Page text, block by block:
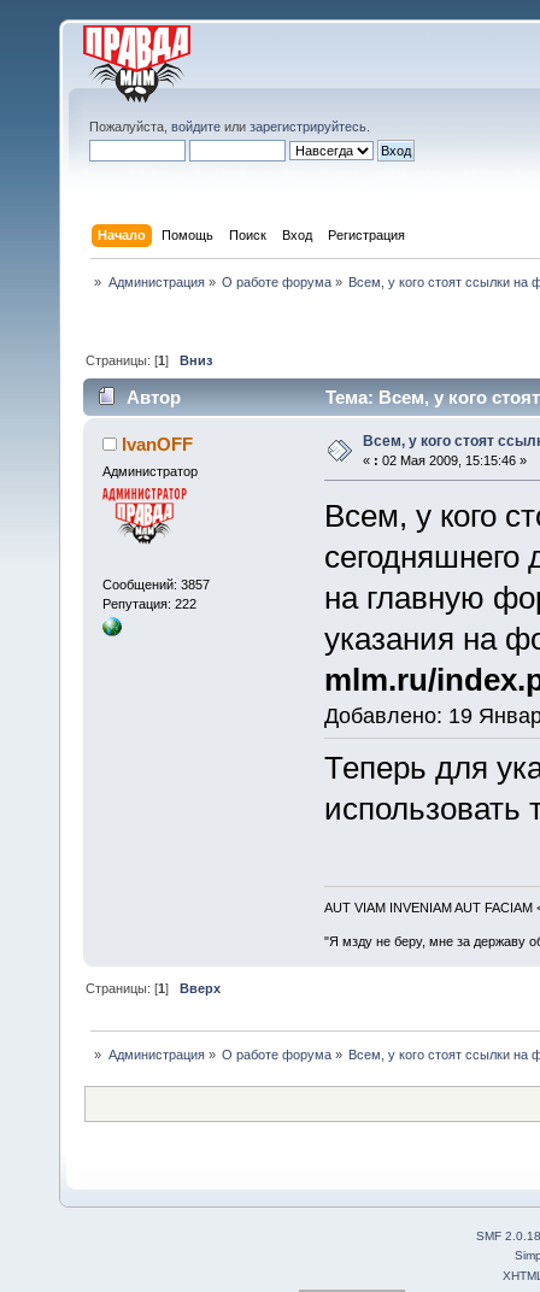
Пожалуйста, войдите или зарегистрируйтесь
Начало Помощь Поиск Вход Регистрация
» Администрация» О работе форума» Всем, у кого стоят ссылки на
Страницы: [1]Вниз
Автор Тема: Всем, у кого
IvanOFF
Администратор
Сообщений: 3857
Репутация: 222
Всем, у кого стоят
« : 02 Мая 2009, 15:15:46 »
Всем, у кого
сегодняшнего
на главную
указания на
mlm.ru/
Добавлено: 19
Теперь для
использовать
AUT VIAM INVENIAM AUT FACIAM
"Я мзду не беру, мне за державу
Страницы: [1]Вверх
» Администрация» О работе форума» Всем, у кого стоят ссылки на
SMF 2.0.18